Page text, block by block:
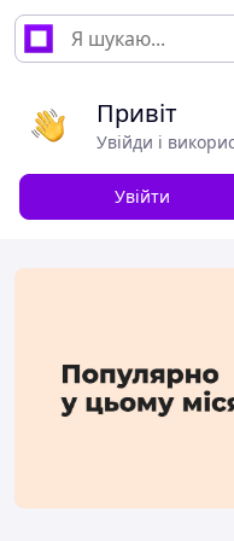
Привіт
Увійди і
Увійти